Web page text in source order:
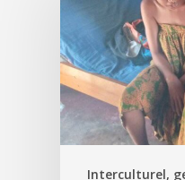
Interculturel,